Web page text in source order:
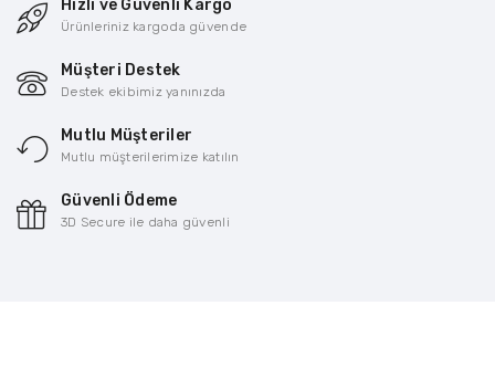
Hızlı ve Güvenli Kargo
Ürünleriniz kargoda güvende
Müşteri Destek
Destek ekibimiz yanınızda
Mutlu Müşteriler
Mutlu müşterilerimize katılın
Güvenli Ödeme
3D Secure ile daha güvenli